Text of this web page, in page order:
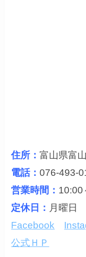
住所 ：富山県富
電話：076-493-
営業時間： 10:00
定休日： 月曜日
Facebook
公式ＨＰ